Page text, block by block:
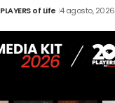
PLAYERS of Life 4 agosto, 2026